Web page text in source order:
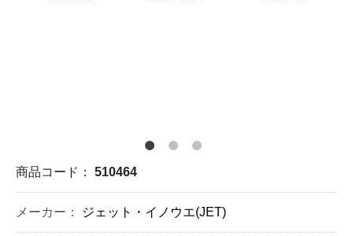
商品コード： 510464
メーカー： ジェット・イノウエ(JET)